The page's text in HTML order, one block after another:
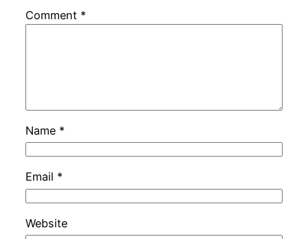
Comment *
Name *
Email *
Website